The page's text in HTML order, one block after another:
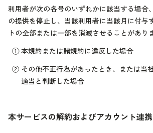
利用者が次の各号のいずれかに該当する場合
の提供を停止し、当該利用者に当該月に付与
トの全部または一部を消滅させることがあり
① 本規約または諸規約に違反した場合
② その他不正行為があったとき、または当
適当と判断した場合
本サービスの解約およびアカウント連